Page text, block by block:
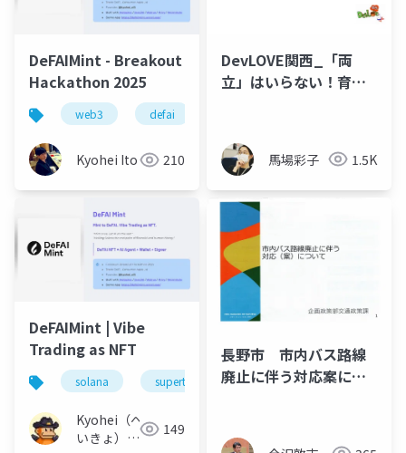
DeFAIMint - Breakout
Hackathon 2025
web3 defai
Kyohei Ito 210
DevLOVE関西_「両
立」はいらない！育児
馬場彩子 1.5K
DeFAIMint | Vibe
Trading as NFT
solana superteam superteamjapan
Kyohei（へ
いきょ） /
149
長野市 市内バス路線
廃止に伴う対応案につ